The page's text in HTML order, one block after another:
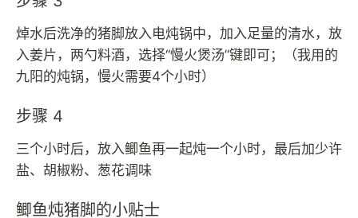
焯水后洗净的猪脚放入电炖锅中，加入足量的清水，放
入姜片，两勺料酒，选择“慢火煲汤”键即可；（我用的
九阳的炖锅，慢火需要4个小时）
步骤 4
三个小时后，放入鲫鱼再一起炖一个小时，最后加少许
盐、胡椒粉、葱花调味
鲫鱼炖猪脚的小贴士